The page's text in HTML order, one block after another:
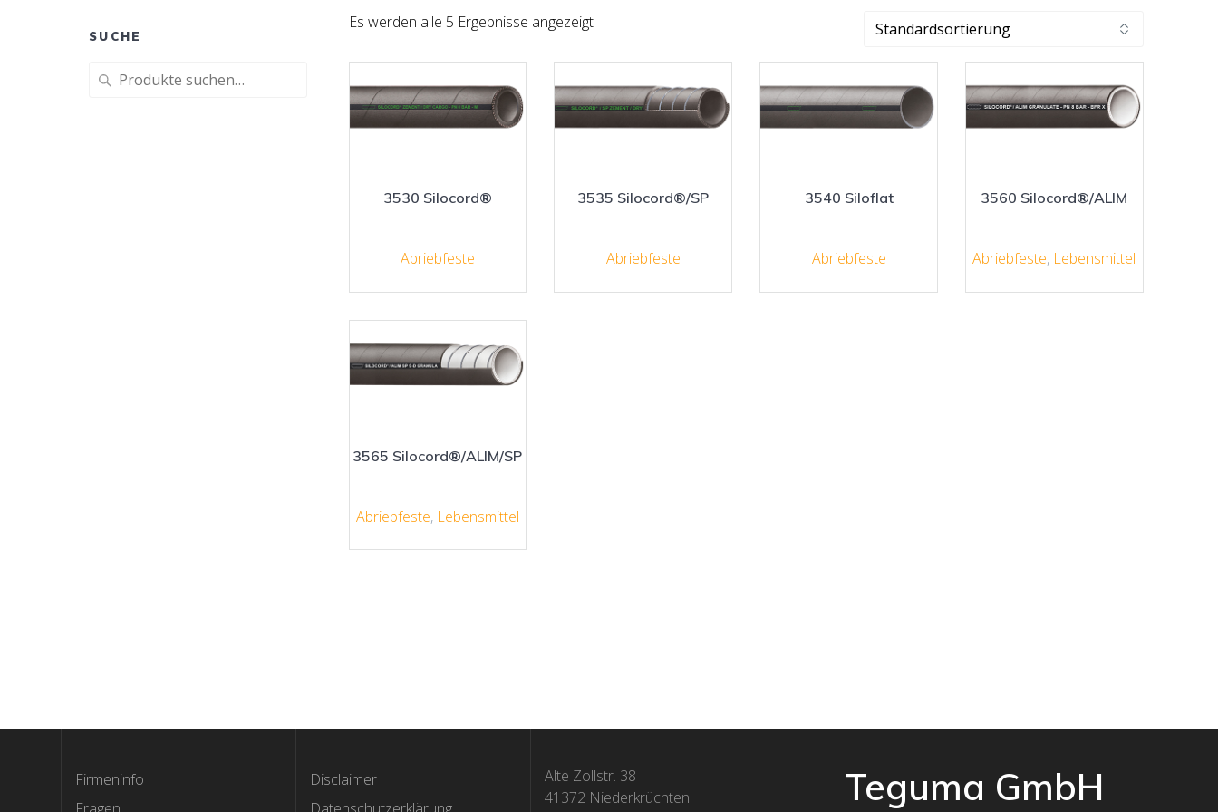
SUCHE
Suche
Es werden alle 5 Ergebnisse angezeigt
3530 Silocord®
Abriebfeste
3535 Silocord®/SP
Abriebfeste
3540 Siloflat
Abriebfeste
3560 Silocord®/ALIM
Abriebfeste, Lebensmittel
3565 Silocord®/ALIM/SP
Abriebfeste, Lebensmittel
Firmeninfo
Disclaimer
Alte Zollstr. 38
41372 Niederkrüchten
Teguma GmbH